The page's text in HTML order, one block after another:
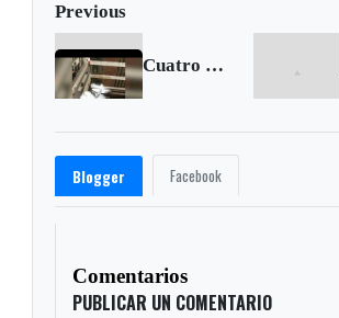
Previous
Cuatro muertos dejó atentado terrorista en Estocolmo
Blogger Facebook
Comentarios
PUBLICAR UN COMENTARIO